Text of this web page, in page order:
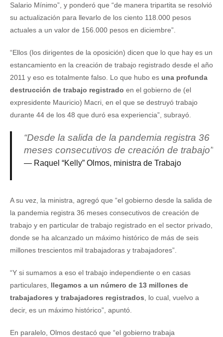
Salario Mínimo”, y ponderó que “de manera tripartita se resolvió
su actualización para llevarlo de los ciento 118.000 pesos
actuales a un valor de 156.000 pesos en diciembre”.
“Ellos (los dirigentes de la oposición) dicen que lo que hay es un
estancamiento en la creación de trabajo registrado desde el año
2011 y eso es totalmente falso. Lo que hubo es una profunda
destrucción de trabajo registrado en el gobierno de (el
expresidente Mauricio) Macri, en el que se destruyó trabajo
durante 44 de los 48 que duró esa experiencia”, subrayó.
“Desde la salida de la pandemia registra 36
meses consecutivos de creación de trabajo”
Raquel “Kelly” Olmos, ministra de Trabajo
A su vez, la ministra, agregó que “el gobierno desde la salida de
la pandemia registra 36 meses consecutivos de creación de
trabajo y en particular de trabajo registrado en el sector privado,
donde se ha alcanzado un máximo histórico de más de seis
millones trescientos mil trabajadoras y trabajadores”.
“Y si sumamos a eso el trabajo independiente o en casas
particulares, llegamos a un número de 13 millones de
trabajadores y trabajadores registrados , lo cual, vuelvo a
decir, es un máximo histórico”, apuntó.
En paralelo, Olmos destacó que “el gobierno trabaja